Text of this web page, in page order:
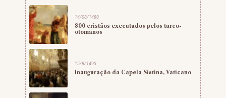
14/08/1480
800 cristãos executados pelos turco-
otomanos
15/8/1493
Inauguração da Capela Sistina, Vaticano